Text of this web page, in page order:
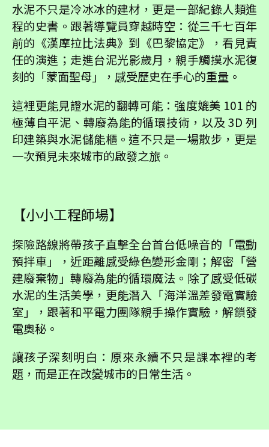
水泥不只是冷冰冰的建材，更是一部紀錄人類進
程的史書。跟著導覽員穿越時空：從三千七百年
前的《漢摩拉比法典》到《巴黎協定》，看見責
任的演進；走進台泥光影歲月，親手觸摸水泥復
刻的「蒙面聖母」，感受歷史在手心的重量。
這裡更能見證水泥的翻轉可能：強度媲美 101 的
極薄自平泥、轉廢為能的循環技術，以及 3D 列
印建築與水泥儲能櫃。這不只是一場散步，更是
一次預見未來城市的啟發之旅。
【小小工程師場】
探險路線將帶孩子直擊全台首台低噪音的「電動
預拌車」，近距離感受綠色變形金剛；解密「營
建廢棄物」轉廢為能的循環魔法。除了感受低碳
水泥的生活美學，更能潛入「海洋溫差發電實驗
室」，跟著和平電力團隊親手操作實驗，解鎖發
電奧秘。
讓孩子深刻明白：原來永續不只是課本裡的考
題，而是正在改變城市的日常生活。